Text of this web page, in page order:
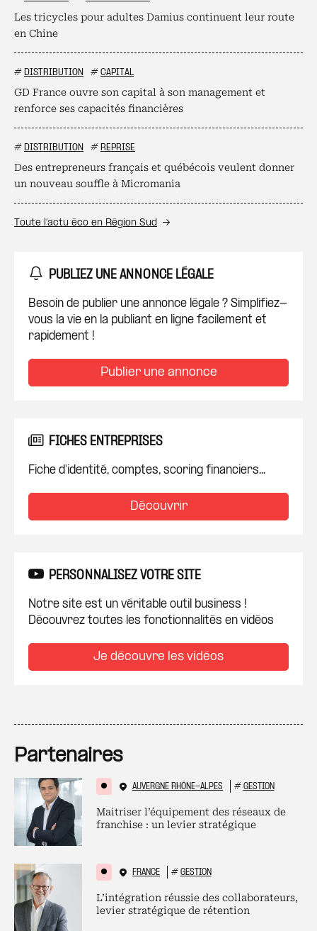
Les tricycles pour adultes Damius continuent leur route
en Chine
# DISTRIBUTION # CAPITAL
GD France ouvre son capital à son management et
renforce ses capacités financières
# DISTRIBUTION # REPRISE
Des entrepreneurs français et québécois veulent donner
un nouveau souffle à Micromania
Toute l’actu éco en Région Sud
PUBLIEZ UNE ANNONCE LÉGALE
Besoin de publier une annonce légale ? Simplifiez-
vous la vie en la publiant en ligne facilement et
rapidement !
Publier une annonce
FICHES ENTREPRISES
Fiche d'identité, comptes, scoring financiers...
Découvrir
PERSONNALISEZ VOTRE SITE
Notre site est un véritable outil business !
Découvrez toutes les fonctionnalités en vidéos
Je découvre les vidéos
Partenaires
AUVERGNE RHÔNE-ALPES # GESTION
Maitriser l’équipement des réseaux de
franchise : un levier stratégique
FRANCE # GESTION
L’intégration réussie des collaborateurs,
levier stratégique de rétention